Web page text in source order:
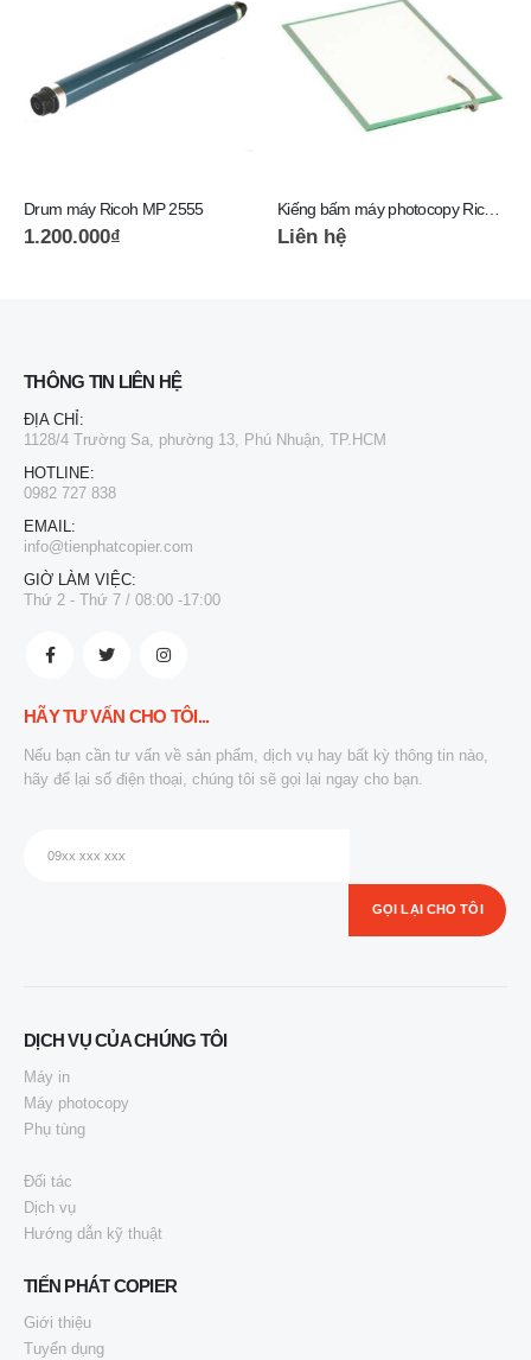
Drum máy Ricoh MP 2555
1.200.000₫
Kiếng bấm máy photocopy Ricoh MP C4502
Liên hệ
THÔNG TIN LIÊN HỆ
ĐỊA CHỈ:
1128/4 Trường Sa, phường 13, Phú Nhuận, TP.HCM
HOTLINE:
0982 727 838
EMAIL:
info@tienphatcopier.com
GIỜ LÀM VIỆC:
Thứ 2 - Thứ 7 / 08:00 -17:00
HÃY TƯ VẤN CHO TÔI...
Nếu bạn cần tư vấn về sản phẩm, dịch vụ hay bất kỳ thông tin nào,
hãy để lại số điện thoại, chúng tôi sẽ gọi lại ngay cho bạn.
DỊCH VỤ CỦA CHÚNG TÔI
Máy in
Máy photocopy
Phụ tùng
Đối tác
Dịch vụ
Hướng dẫn kỹ thuật
TIẾN PHÁT COPIER
Giới thiệu
Tuyển dụng